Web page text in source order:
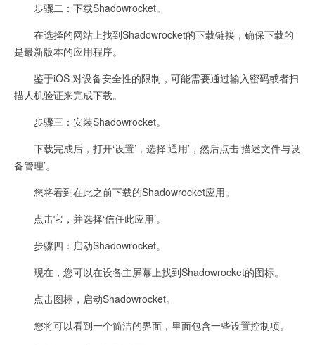
步骤二：下载Shadowrocket。
在选择的网站上找到Shadowrocket的下载链接，确保下载的
是最新版本的应用程序。
鉴于iOS 对设备安全性的限制，可能需要通过输入密码或者扫
描人机验证来完成下载。
步骤三：安装Shadowrocket。
下载完成后，打开‘设置’，选择‘通用’，然后点击‘描述文件与设
备管理’。
您将看到在此之前下载的Shadowrocket应用。
点击它，并选择‘信任此应用’。
步骤四：启动Shadowrocket。
现在，您可以在设备主屏幕上找到Shadowrocket的图标。
点击图标，启动Shadowrocket。
您将可以看到一个简洁的界面，里面包含一些设置控制项。